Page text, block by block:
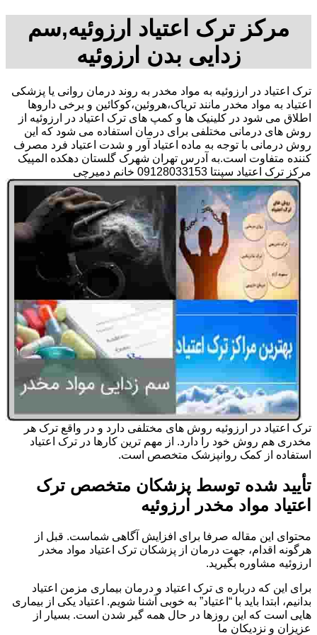
مرکز ترک اعتیاد ارزوئیه,سم
زدایی بدن ارزوئیه
ترک اعتیاد در ارزوئیه به مواد مخدر به روند درمان روانی یا پزشکی
اعتیاد به مواد مخدر مانند تریاک،هروئین،کوکائین و برخی داروها
اطلاق می شود در کلینیک ها و کمپ های ترک اعتیاد در ارزوئیه از
روش های درمانی مختلفی برای درمان استفاده می شود که این
روش درمانی با توجه به ماده اعتیاد آور و شدت اعتیاد فرد مصرف
کننده متفاوت است.به آدرس تهران شهرک گلستان دهکده المپیک
مرکز ترک اعتیاد سپنتا 09128033153 خانم دمیرچی
ترک اعتیاد در ارزوئیه روش های مختلفی دارد و در واقع ترک هر
مخدری هم روش خود را دارد. از مهم ترین کارها در ترک اعتیاد
استفاده از کمک روانپزشک متخصص است.
تأیید شده توسط پزشکان متخصص ترک
اعتیاد مواد مخدر ارزوئیه
محتوای این مقاله صرفا برای افزایش آگاهی شماست. قبل از
هرگونه اقدام، جهت درمان از پزشکان ترک اعتیاد مواد مخدر
ارزوئیه مشاوره بگیرید.
برای این که درباره ی ترک اعتیاد و درمان بیماری مزمن اعتیاد
بدانیم، ابتدا باید با “اعتیاد” به خوبی آشنا شویم. اعتیاد یکی از بیماری
هایی است که این روزها در حال همه گیر شدن است. بسیار از
عزیزان و نزدیکان ما